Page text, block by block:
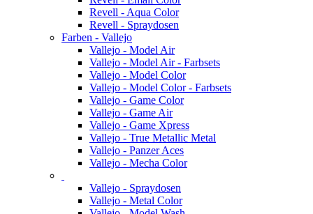
Revell - Aqua Color
Revell - Spraydosen
Farben - Vallejo
Vallejo - Model Air
Vallejo - Model Air - Farbsets
Vallejo - Model Color
Vallejo - Model Color - Farbsets
Vallejo - Game Color
Vallejo - Game Air
Vallejo - Game Xpress
Vallejo - True Metallic Metal
Vallejo - Panzer Aces
Vallejo - Mecha Color
Vallejo - Spraydosen
Vallejo - Metal Color